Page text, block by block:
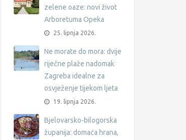
zelene oaze: novi život
Arboretuma Opeka
25. lipnja 2026.
Ne morate do mora: dvije
riječne plaže nadomak
Zagreba idealne za
osvježenje tijekom ljeta
19. lipnja 2026.
Bjelovarsko-bilogorska
županija: domaća hrana,